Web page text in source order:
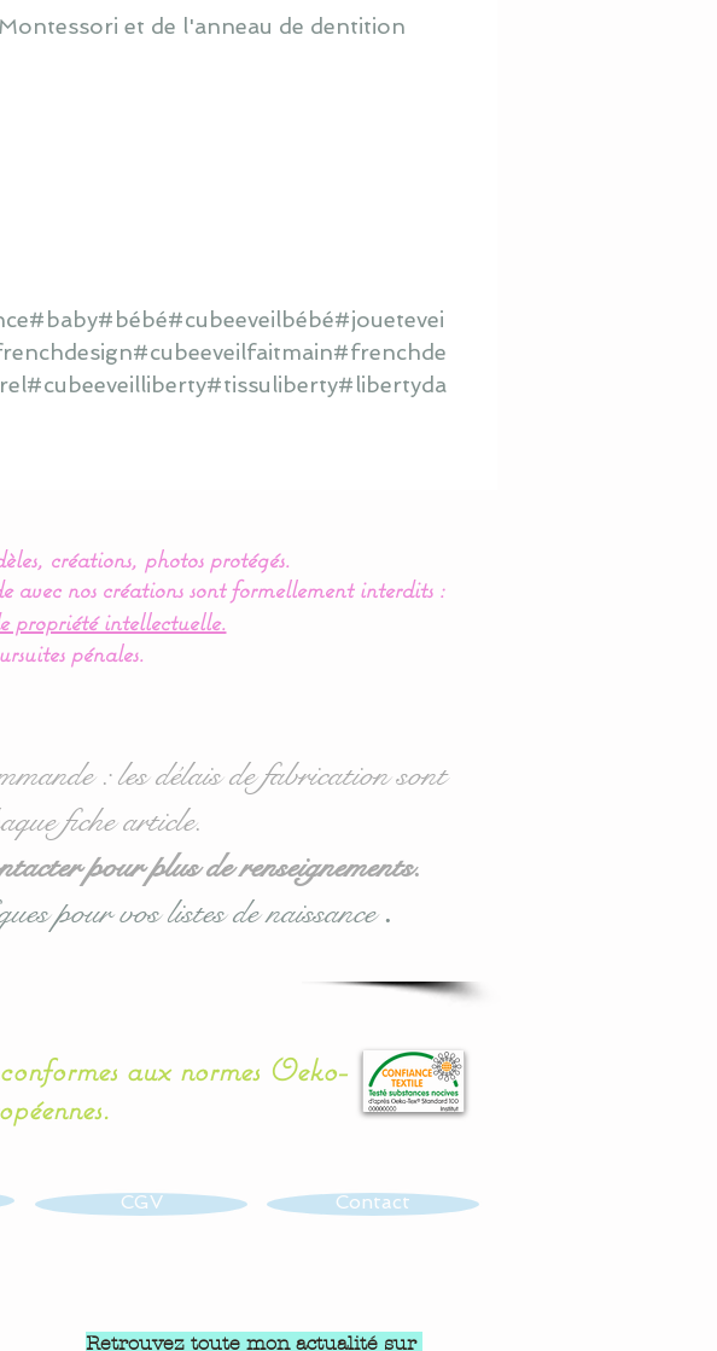
et de l'anneau de dentition
créations, photos protégés.
nos créations sont formellement interdits :
propriété intellectuelle.
pénales.
: les délais de fabrication sont
fiche article.
pour plus de renseignements.
pour vos listes de naissance.
aux normes Oeko-
CGV Contact
Retrouvez toute mon actualité sur